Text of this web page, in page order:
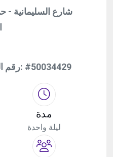
رقم الترخيص السياحي للوحدة: #50034429
مدة
ليلة واحدة